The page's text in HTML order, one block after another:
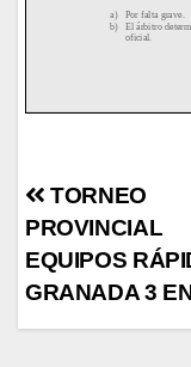
de
entradas
TORNEO
PROVINCIAL
EQUIPOS
GRANADA 3